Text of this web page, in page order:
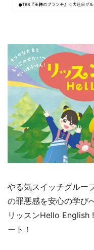
やる気スイッチグルー
の罪悪感を安心の学び
リッスンHello English
ート！